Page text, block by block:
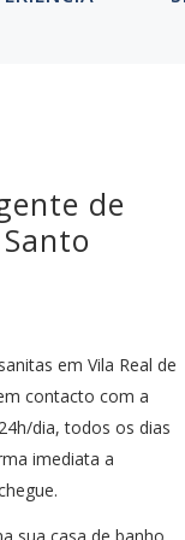
de
em Vila Real de
contacto com a
dia, todos os dias
imediata a
sua casa de banho.